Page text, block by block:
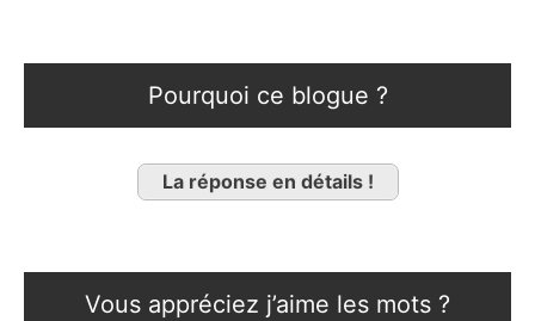
Pourquoi ce blogue ?
La réponse en détails !
Vous appréciez j’aime les mots ?